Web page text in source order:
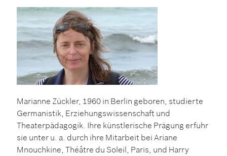
Marianne Zückler, 1960 in Berlin geboren, studierte
Germanistik, Erziehungswissenschaft und
Theaterpädagogik. Ihre künstlerische Prägung erfuhr
sie unter u. a. durch ihre Mitarbeit bei Ariane
Mnouchkine, Théâtre du Soleil, Paris, und Harry